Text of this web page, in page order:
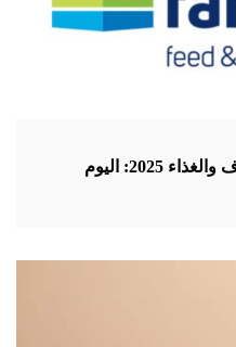
الزراعة الداخلية - مؤتمر الأعلاف والغذاء 2025: اليوم